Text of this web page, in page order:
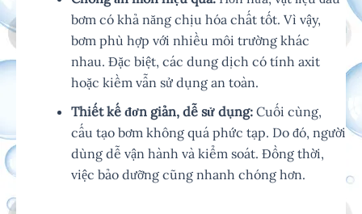
bơm có khả năng chịu hóa chất tốt. Vì vậy,
bơm phù hợp với nhiều môi trường khác
nhau. Đặc biệt, các dung dịch có tính axit
hoặc kiềm vẫn sử dụng an toàn.
Thiết kế đơn giản, dễ sử dụng: Cuối cùng,
cấu tạo bơm không quá phức tạp. Do đó, người
dùng dễ vận hành và kiểm soát. Đồng thời,
việc bảo dưỡng cũng nhanh chóng hơn.